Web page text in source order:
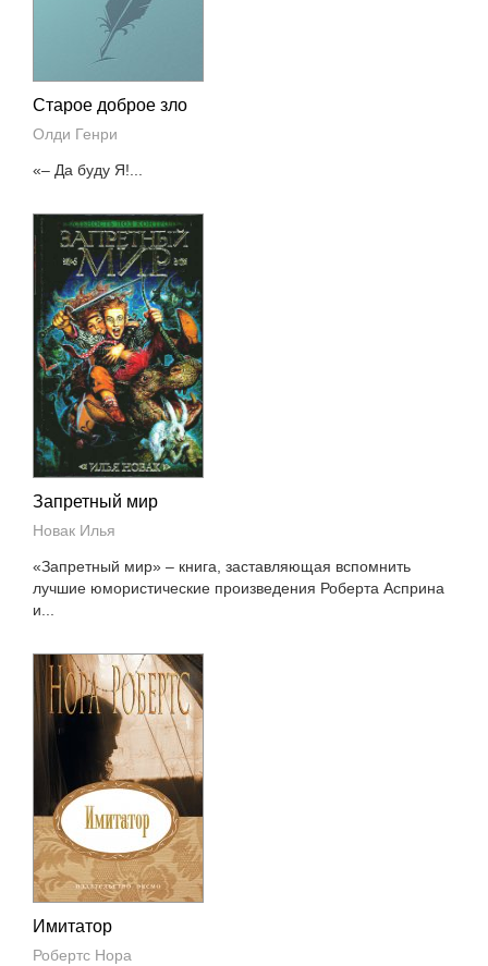
Старое доброе зло
Олди Генри
«– Да буду Я!...
Запретный мир
Новак Илья
«Запретный мир» – книга, заставляющая вспомнить
лучшие юмористические произведения Роберта Асприна
и...
Имитатор
Робертс Нора